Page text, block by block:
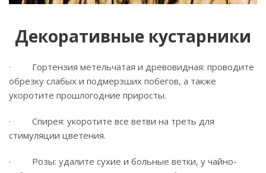
Декоративные кустарники
· Гортензия метельчатая и древовидная: проводите
обрезку слабых и подмерзших побегов, а также
укоротите прошлогодние приросты.
· Спирея: укоротите все ветви на треть для
стимуляции цветения.
· Розы: удалите сухие и больные ветки, у чайно-